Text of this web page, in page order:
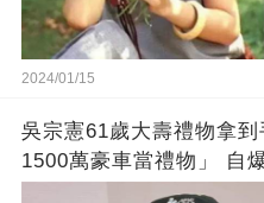
2024/01/15
吳宗憲61歲大壽禮物拿
1500萬豪車當禮物」 自
徒弟也不甘示弱!